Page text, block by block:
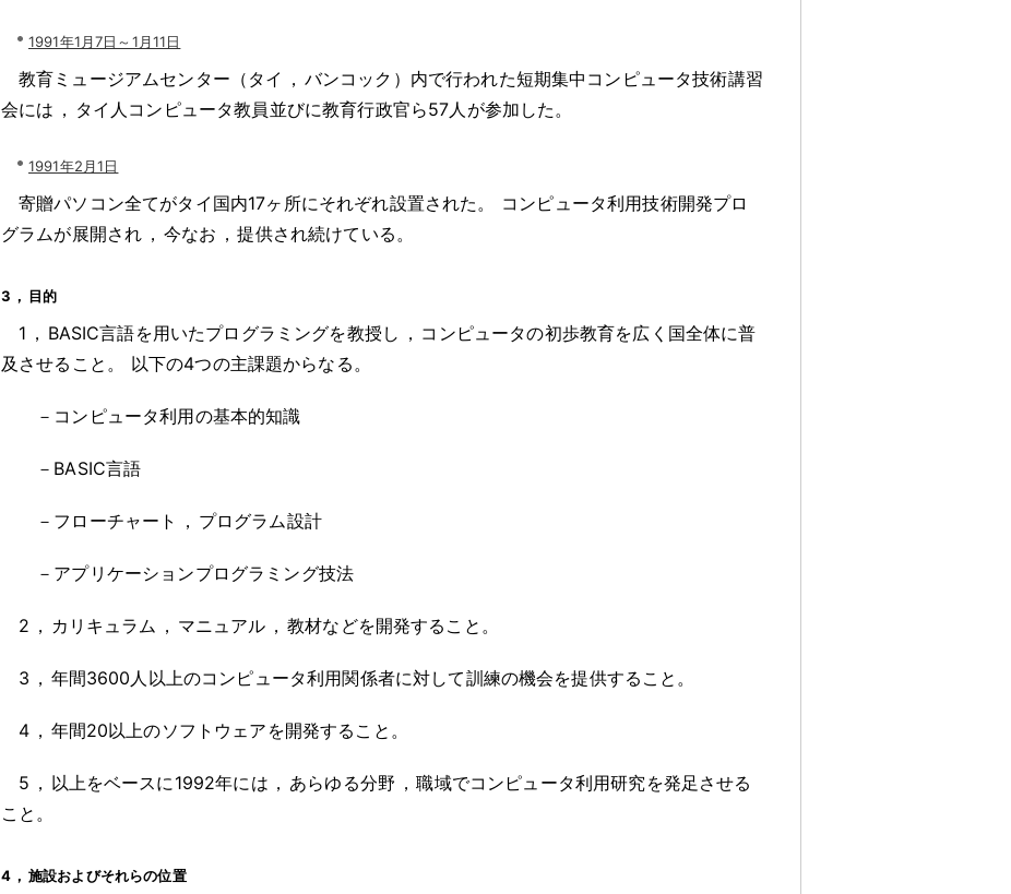
1991年1月7日～1月11日
教育ミュージアムセンター（タイ ， バンコック）内で行われた短期集中コンピュータ技術講習
会には ， タイ人コンピュータ教員並びに教育行政官ら57人が参加した。
1991年2月1日
寄贈パソコン全てがタイ国内17ヶ所にそれぞれ設置された。
コンピュータ利用技術開発プロ
グラムが展開され ， 今なお ， 提供され続けている。
3 ， 目的
1 ， BASIC言語を用いたプログラミングを教授し ， コンピュータの初歩教育を広く国全体に普
及させること 。 以下の4つの主課題からなる。
－コンピュータ利用の基本的知識
－BASIC言語
－フローチャート ， プログラム設計
－アプリケーションプログラミング技法
2 ， カリキュラム ， マニュアル ， 教材などを開発すること 。
3 ， 年間3600人以上のコンピュータ利用関係者に対して訓練の機会を提供すること 。
4 ， 年間20以上のソフトウェアを開発すること 。
5 ， 以上をベースに1992年には ， あらゆる分野 ， 職域でコンピュータ利用研究を発足させる
こと 。
4 ， 施設およびそれらの位置